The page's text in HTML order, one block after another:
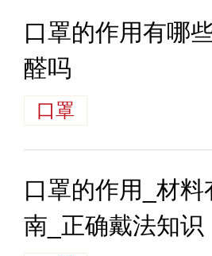
口罩的作用有哪
醛吗
口罩
口罩的作用_材
南_正确戴法知识